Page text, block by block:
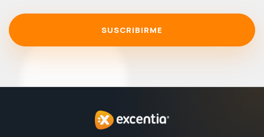
SUSCRIBIRME